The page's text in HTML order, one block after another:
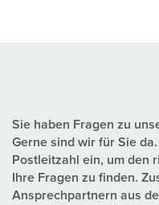
Sie haben Fragen zu
Gerne sind wir für Sie
Postleitzahl ein, um den
Ihre Fragen zu finden.
Ansprechpartnern aus